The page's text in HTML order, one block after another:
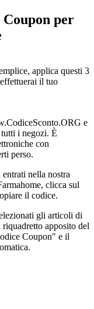
per
applica questi 3
il tuo
e
i negozi. È
con
perso.
nella nostra
clicca sul
il codice.
gli articoli di
apposito del
Coupon" e il